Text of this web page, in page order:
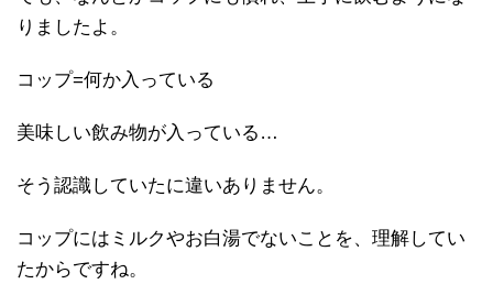
りましたよ。
コップ=何か入っている
美味しい飲み物が入っている…
そう認識していたに違いありません。
コップにはミルクやお白湯でないことを、理解してい
たからですね。